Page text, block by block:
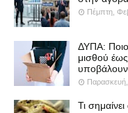
Πέμπτη,
ΔΥΠΑ:
μισθού
υποβάλουν
Παρασκευή,
Τι